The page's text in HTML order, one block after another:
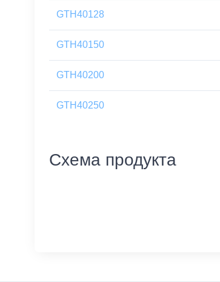
GTH40128
GTH40150
GTH40200
GTH40250
Схема продукта